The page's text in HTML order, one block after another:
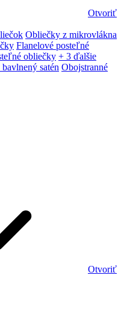
Otvoriť
Obliečky z mikrovlákna
Flanelové posteľné
obliečky + 3 ďalšie
satén Obojstranné
Otvoriť